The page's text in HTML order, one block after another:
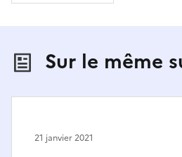
Sur le même
21 janvier 2021